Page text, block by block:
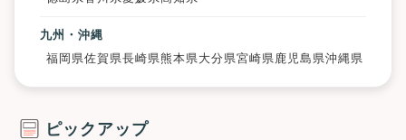
九州・沖縄
福岡県佐賀県長崎県熊本県大分県宮崎県鹿児島県沖縄県
ピックアップ